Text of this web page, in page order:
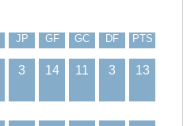
JP GF GC DF PTS
3 14 11 3 13